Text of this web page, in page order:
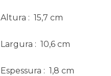
Altura : 15,7 cm
Largura : 10,6 cm
Espessura : 1,8 cm